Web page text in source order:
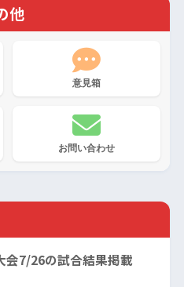
他
意見箱
お問い合わせ
会7/26の試合結果掲載